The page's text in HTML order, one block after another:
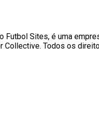
Futbol Sites, é uma
Collective. Todos os